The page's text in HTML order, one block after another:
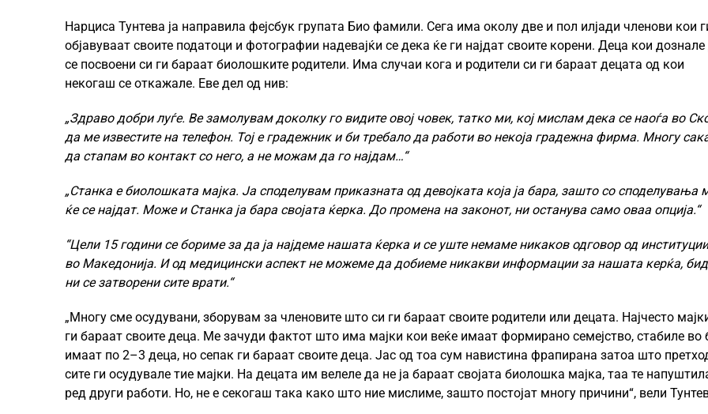
Нарциса Тунтева ја направила фејсбук групата Био фамили. Сега има околу две и пол илјади членови кои
објавуваат своите податоци и фотографии надевајќи се дека ќе ги најдат своите корени. Деца кои дознале
се посвоени си ги бараат биолошките родители. Има случаи кога и родители си ги бараат децата од кои
некогаш се откажале. Еве дел од нив:
„Здраво добри луѓе. Ве замолувам доколку го видите овој човек, татко ми, кој мислам дека се наоѓа во
да ме известите на телефон. Тој е градежник и би требало да работи во некоја градежна фирма. Многу
да стапам во контакт со него, а не можам да го најдам…“
„Станка е биолошката мајка. Ја споделувам приказната од девојката која ја бара, зашто со споделувања
ќе се најдат. Може и Станка ја бара својата ќерка. До промена на законот, ни останува само оваа опција.“
“Цели 15 години се бориме за да ја најдеме нашата ќерка и се уште немаме никаков одговор од
во Македонија. И од медицински аспект не можеме да добиеме никакви информации за нашата керќа,
ни се затворени сите врати.“
„Многу сме осудувани, зборувам за членовите што си ги бараат своите родители или децата. Најчесто
ги бараат своите деца. Ме зачуди фактот што има мајки кои веќе имаат формирано семејство, стабиле во
имаат по 2–3 деца, но сепак ги бараат своите деца. Јас од тоа сум навистина фрапирана затоа што
сите ги осудувале тие мајки. На децата им велеле да не ја бараат својата биолошка мајка, таа те
ред други работи. Но, не е секогаш така како што ние мислиме, зашто постојат многу причини“, вели